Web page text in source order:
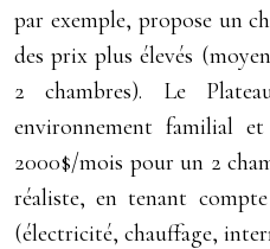
par exemple, propose un
des prix plus élevés
2 chambres). Le
environnement familial
2000$/mois pour un 2
réaliste, en tenant
(électricité, chauffage,